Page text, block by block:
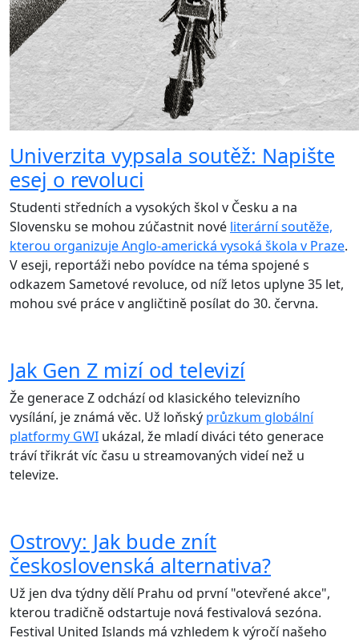
Univerzita vypsala soutěž: Napište
esej o revoluci
Studenti středních a vysokých škol v Česku a na
Slovensku se mohou zúčastnit nové literární soutěže,
kterou organizuje Anglo-americká vysoká škola v Praze.
V eseji, reportáži nebo povídce na téma spojené s
odkazem Sametové revoluce, od níž letos uplyne 35 let,
mohou své práce v angličtině posílat do 30. června.
Jak Gen Z mizí od televizí
Že generace Z odchází od klasického televizního
vysílání, je známá věc. Už loňský průzkum globální
platformy GWI ukázal, že mladí diváci této generace
tráví třikrát víc času u streamovaných videí než u
televize.
Ostrovy: Jak bude znít
československá alternativa?
Už jen dva týdny dělí Prahu od první "otevřené akce",
kterou tradičně odstartuje nová festivalová sezóna.
Festival United Islands má vzhledem k výročí našeho